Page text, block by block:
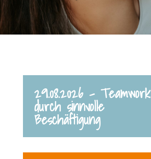
29.08.2026 - Teamwork
durch sinnvolle
Beschäftigung